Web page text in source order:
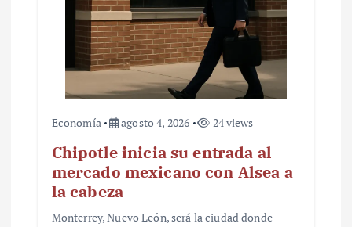
Economía agosto 4, 2026 24 views
Chipotle inicia su entrada al
mercado mexicano con Alsea a
la cabeza
Monterrey, Nuevo León, será la ciudad donde